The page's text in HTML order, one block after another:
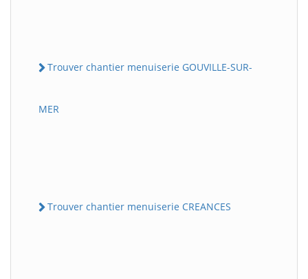
Trouver chantier menuiserie GOUVILLE-SUR-
MER
Trouver chantier menuiserie CREANCES